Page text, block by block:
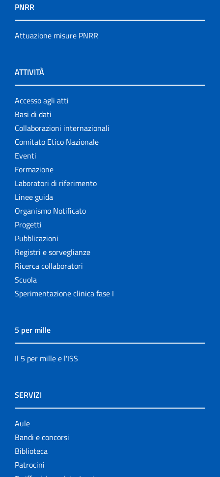
PNRR
Attuazione misure PNRR
ATTIVITÀ
Accesso agli atti
Basi di dati
Collaborazioni internazionali
Comitato Etico Nazionale
Eventi
Formazione
Laboratori di riferimento
Linee guida
Organismo Notificato
Progetti
Pubblicazioni
Registri e sorveglianze
Ricerca collaboratori
Scuola
Sperimentazione clinica fase I
5 per mille
Il 5 per mille e l'ISS
SERVIZI
Aule
Bandi e concorsi
Biblioteca
Patrocini